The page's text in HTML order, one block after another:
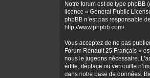
Notre forum est de type phpBB
licence « General Public
phpBB n’est pas responsable
http://www.phpbb.com/.
Vous acceptez de ne pas
Forum Renault 25 Français »
nous le jugeons nécessaire.
édite, déplace ou verrouille
dans notre base de données.